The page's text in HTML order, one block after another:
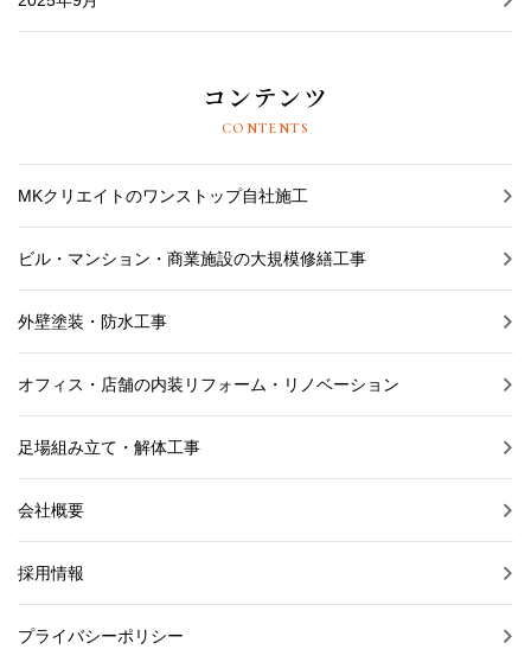
コンテンツ
CONTENTS
MKクリエイトのワンストップ自社施工
ビル・マンション・商業施設の大規模修繕工事
外壁塗装・防水工事
オフィス・店舗の内装リフォーム・リノベーション
足場組み立て・解体工事
会社概要
採用情報
プライバシーポリシー